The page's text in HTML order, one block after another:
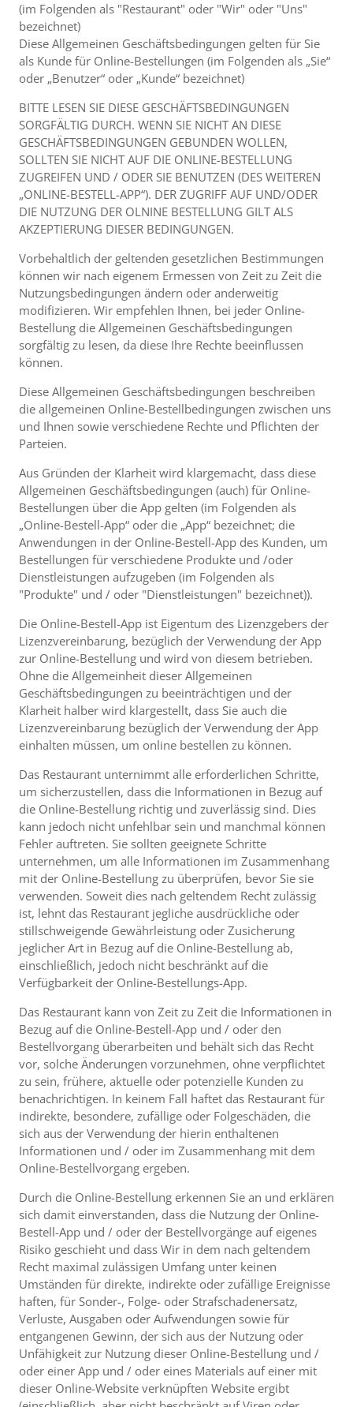
(im Folgenden als "Restaurant" oder "Wir" oder "Uns"
bezeichnet)
Diese Allgemeinen Geschäftsbedingungen gelten für Sie
als Kunde für Online-Bestellungen (im Folgenden als „Sie“
oder „Benutzer“ oder „Kunde“ bezeichnet)
BITTE LESEN SIE DIESE GESCHÄFTSBEDINGUNGEN
SORGFÄLTIG DURCH. WENN SIE NICHT AN DIESE
GESCHÄFTSBEDINGUNGEN GEBUNDEN WOLLEN,
SOLLTEN SIE NICHT AUF DIE ONLINE-BESTELLUNG
ZUGREIFEN UND / ODER SIE BENUTZEN (DES WEITEREN
„ONLINE-BESTELL-APP“). DER ZUGRIFF AUF UND/ODER
DIE NUTZUNG DER OLNINE BESTELLUNG GILT ALS
AKZEPTIERUNG DIESER BEDINGUNGEN.
Vorbehaltlich der geltenden gesetzlichen Bestimmungen
können wir nach eigenem Ermessen von Zeit zu Zeit die
Nutzungsbedingungen ändern oder anderweitig
modifizieren. Wir empfehlen Ihnen, bei jeder Online-
Bestellung die Allgemeinen Geschäftsbedingungen
sorgfältig zu lesen, da diese Ihre Rechte beeinflussen
können.
Diese Allgemeinen Geschäftsbedingungen beschreiben
die allgemeinen Online-Bestellbedingungen zwischen uns
und Ihnen sowie verschiedene Rechte und Pflichten der
Parteien.
Aus Gründen der Klarheit wird klargemacht, dass diese
Allgemeinen Geschäftsbedingungen (auch) für Online-
Bestellungen über die App gelten (im Folgenden als
„Online-Bestell-App“ oder die „App“ bezeichnet; die
Anwendungen in der Online-Bestell-App des Kunden, um
Bestellungen für verschiedene Produkte und /oder
Dienstleistungen aufzugeben (im Folgenden als
"Produkte" und / oder "Dienstleistungen" bezeichnet)).
Die Online-Bestell-App ist Eigentum des Lizenzgebers der
Lizenzvereinbarung, bezüglich der Verwendung der App
zur Online-Bestellung und wird von diesem betrieben.
Ohne die Allgemeinheit dieser Allgemeinen
Geschäftsbedingungen zu beeinträchtigen und der
Klarheit halber wird klargestellt, dass Sie auch die
Lizenzvereinbarung bezüglich der Verwendung der App
einhalten müssen, um online bestellen zu können.
Das Restaurant unternimmt alle erforderlichen Schritte,
um sicherzustellen, dass die Informationen in Bezug auf
die Online-Bestellung richtig und zuverlässig sind. Dies
kann jedoch nicht unfehlbar sein und manchmal können
Fehler auftreten. Sie sollten geeignete Schritte
unternehmen, um alle Informationen im Zusammenhang
mit der Online-Bestellung zu überprüfen, bevor Sie sie
verwenden. Soweit dies nach geltendem Recht zulässig
ist, lehnt das Restaurant jegliche ausdrückliche oder
stillschweigende Gewährleistung oder Zusicherung
jeglicher Art in Bezug auf die Online-Bestellung ab,
einschließlich, jedoch nicht beschränkt auf die
Verfügbarkeit der Online-Bestellungs-App.
Das Restaurant kann von Zeit zu Zeit die Informationen in
Bezug auf die Online-Bestell-App und / oder den
Bestellvorgang überarbeiten und behält sich das Recht
vor, solche Änderungen vorzunehmen, ohne verpflichtet
zu sein, frühere, aktuelle oder potenzielle Kunden zu
benachrichtigen. In keinem Fall haftet das Restaurant für
indirekte, besondere, zufällige oder Folgeschäden, die
sich aus der Verwendung der hierin enthaltenen
Informationen und / oder im Zusammenhang mit dem
Online-Bestellvorgang ergeben.
Durch die Online-Bestellung erkennen Sie an und erklären
sich damit einverstanden, dass die Nutzung der Online-
Bestell-App und / oder der Bestellvorgänge auf eigenes
Risiko geschieht und dass Wir in dem nach geltendem
Recht maximal zulässigen Umfang unter keinen
Umständen für direkte, indirekte oder zufällige Ereignisse
haften, für Sonder-, Folge- oder Strafschadenersatz,
Verluste, Ausgaben oder Aufwendungen sowie für
entgangenen Gewinn, der sich aus der Nutzung oder
Unfähigkeit zur Nutzung dieser Online-Bestellung und /
oder einer App und / oder eines Materials auf einer mit
dieser Online-Website verknüpften Website ergibt